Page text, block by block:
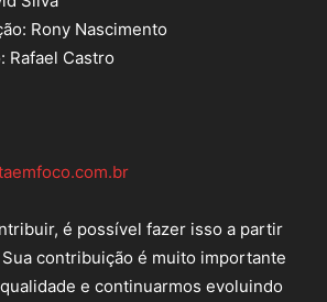
Rony Nascimento
Rafael Castro
é possível fazer isso a partir
contribuição é muito importante
e continuarmos evoluindo